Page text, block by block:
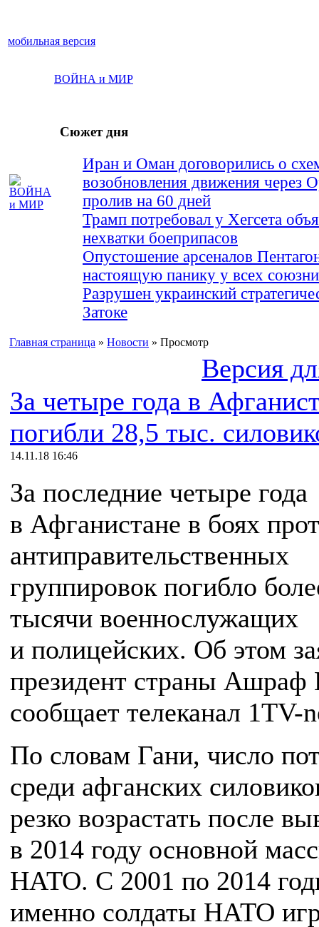
мобильная версия
ВОЙНА и МИР
Сюжет дня
Иран и Оман договорились о
возобновления движения через
пролив на 60 дней
Трамп потребовал у Хегсета
нехватки боеприпасов
Опустошение арсеналов
настоящую панику у всех
Разрушен украинский
Затоке
Главная страница » Новости » Просмотр
Версия
За четыре года в
погибли 28,5 тыс.
14.11.18 16:46
За последние четыре года
в Афганистане в боях
антиправительственных
группировок погибло
тысячи военнослужащих
и полицейских. Об этом
президент страны Ашраф
сообщает телеканал 1TV-
По словам Гани, число
среди афганских
резко возрастать после
в 2014 году основной
НАТО. С 2001 по 2014
именно солдаты НАТО